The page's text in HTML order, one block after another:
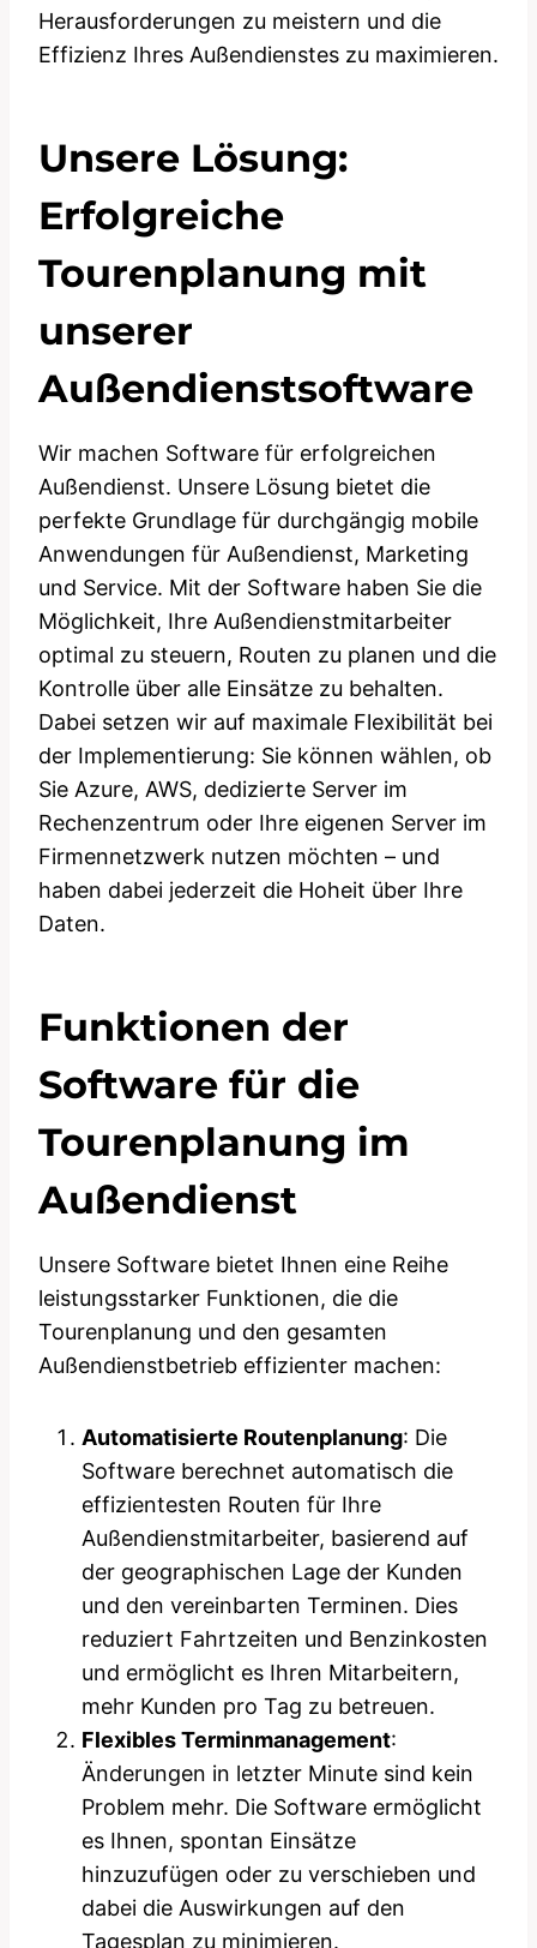
Herausforderungen zu meistern und die
Effizienz Ihres Außendienstes zu maximieren.
Unsere Lösung:
Erfolgreiche
Tourenplanung mit
unserer
Außendienstsoftware
Wir machen Software für erfolgreichen
Außendienst. Unsere Lösung bietet die
perfekte Grundlage für durchgängig mobile
Anwendungen für Außendienst, Marketing
und Service. Mit der Software haben Sie die
Möglichkeit, Ihre Außendienstmitarbeiter
optimal zu steuern, Routen zu planen und die
Kontrolle über alle Einsätze zu behalten.
Dabei setzen wir auf maximale Flexibilität bei
der Implementierung: Sie können wählen, ob
Sie Azure, AWS, dedizierte Server im
Rechenzentrum oder Ihre eigenen Server im
Firmennetzwerk nutzen möchten – und
haben dabei jederzeit die Hoheit über Ihre
Daten.
Funktionen der
Software für die
Tourenplanung im
Außendienst
Unsere Software bietet Ihnen eine Reihe
leistungsstarker Funktionen, die die
Tourenplanung und den gesamten
Außendienstbetrieb effizienter machen:
Automatisierte Routenplanung: Die
Software berechnet automatisch die
effizientesten Routen für Ihre
Außendienstmitarbeiter, basierend auf
der geographischen Lage der Kunden
und den vereinbarten Terminen. Dies
reduziert Fahrtzeiten und Benzinkosten
und ermöglicht es Ihren Mitarbeitern,
mehr Kunden pro Tag zu betreuen.
Flexibles Terminmanagement:
Änderungen in letzter Minute sind kein
Problem mehr. Die Software ermöglicht
es Ihnen, spontan Einsätze
hinzuzufügen oder zu verschieben und
dabei die Auswirkungen auf den
Tagesplan zu minimieren.